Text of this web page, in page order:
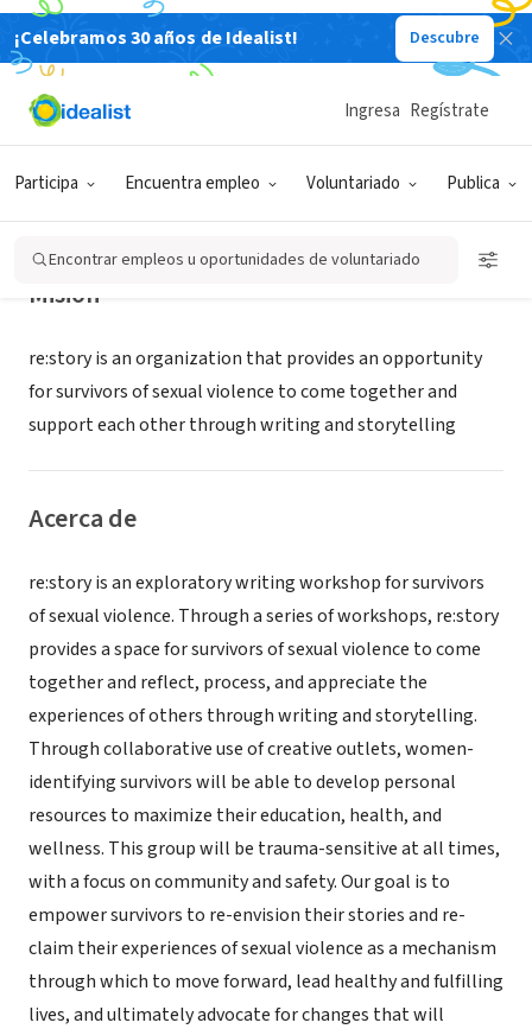
¡Celebramos 30 años de Idealist! Descubre
Participa Encuentra empleo Voluntariado Publica
Ingresa Regístrate
Encontrar empleos u oportunidades de voluntariado
ORGANIZACIÓN SIN FIN DE LUCRO
re:story
Misión
re:story is an organization that provides an opportunity
for survivors of sexual violence to come together and
support each other through writing and storytelling
Acerca de
re:story is an exploratory writing workshop for survivors
of sexual violence. Through a series of workshops, re:story
provides a space for survivors of sexual violence to come
together and reflect, process, and appreciate the
experiences of others through writing and storytelling.
Through collaborative use of creative outlets, women-
identifying survivors will be able to develop personal
resources to maximize their education, health, and
wellness. This group will be trauma-sensitive at all times,
with a focus on community and safety. Our goal is to
empower survivors to re-envision their stories and re-
claim their experiences of sexual violence as a mechanism
through which to move forward, lead healthy and fulfilling
lives, and ultimately advocate for changes that will